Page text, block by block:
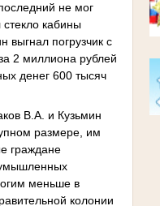
не мог
кабины
выгнал погрузчик с
2 миллиона рублей
денег 600 тысяч
В.А. и Кузьмин
размере, им
граждане
умышленных
меньше в
колонии